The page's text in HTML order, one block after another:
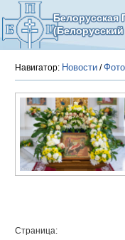
Белорусская
Навигатор: Новости /
Страница: